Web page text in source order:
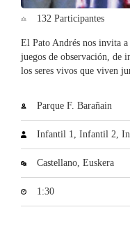
132 Participantes
El Pato Andrés nos invita
juegos de observación, de
los seres vivos que viven
Parque F. Barañain
Infantil 1, Infantil 2,
Castellano, Euskera
1:30